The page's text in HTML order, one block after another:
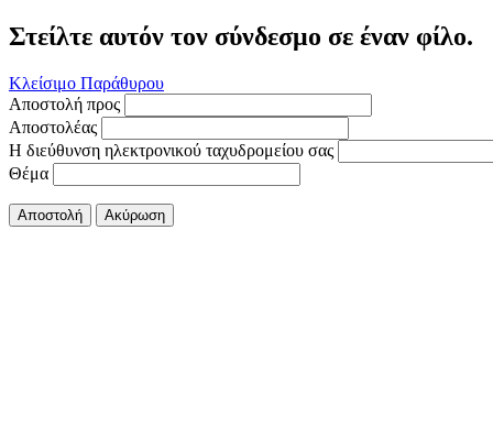
Στείλτε αυτόν τον σύνδεσμο σε έναν φίλο.
Κλείσιμο Παράθυρου
Αποστολή προς
Αποστολέας
Η διεύθυνση ηλεκτρονικού ταχυδρομείου σας
Θέμα
Αποστολή Ακύρωση